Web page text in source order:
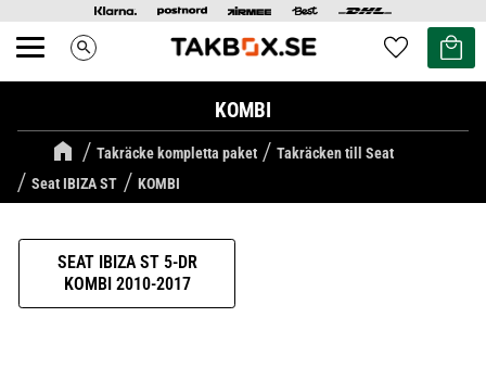
Meny search Favoriter
Kundvagn
KOMBI
Takräcke kompletta paket
Takräcken till Seat
Seat IBIZA ST
KOMBI
SEAT IBIZA ST 5-DR
KOMBI 2010-2017